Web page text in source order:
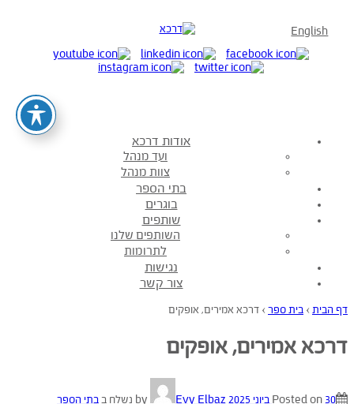
English
אודות דרכא
ועד מנהל
צוות מנהל
בתי הספר
בוגרים
שותפים
השותפים שלנו
לתרומות
נגישות
צור קשר
דף הבית › בית ספר › דרכא אמירים, אופקים
דרכא אמירים, אופקים
Posted on30 ביוני 2025 Evy Elbaz נשלח בבתי הספר